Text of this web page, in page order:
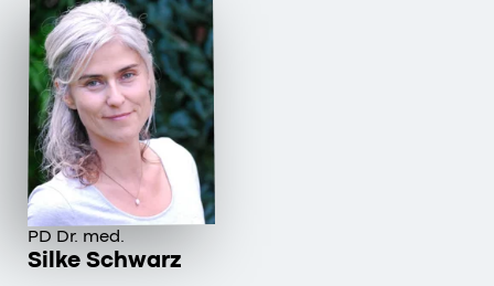
PD Dr. med.
Silke Schwarz